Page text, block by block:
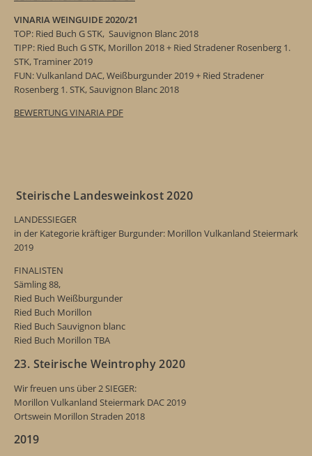
VINARIA WEINGUIDE 2020/21
TOP: Ried Buch G STK, Sauvignon Blanc 2018
TIPP: Ried Buch G STK, Morillon 2018 + Ried Stradener Rosenberg 1.
STK, Traminer 2019
FUN: Vulkanland DAC, Weißburgunder 2019 + Ried Stradener
Rosenberg 1. STK, Sauvignon Blanc 2018
BEWERTUNG VINARIA PDF
Steirische Landesweinkost 2020
LANDESSIEGER
in der Kategorie kräftiger Burgunder: Morillon Vulkanland Steiermark
2019
FINALISTEN
Sämling 88,
Ried Buch Weißburgunder
Ried Buch Morillon
Ried Buch Sauvignon blanc
Ried Buch Morillon TBA
23. Steirische Weintrophy 2020
Wir freuen uns über 2 SIEGER:
Morillon Vulkanland Steiermark DAC 2019
Ortswein Morillon Straden 2018
2019